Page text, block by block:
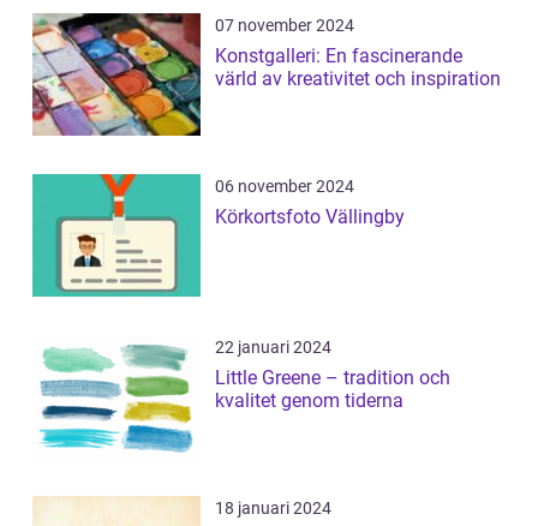
07 november 2024
Konstgalleri: En fascinerande
värld av kreativitet och inspiration
06 november 2024
Körkortsfoto Vällingby
22 januari 2024
Little Greene – tradition och
kvalitet genom tiderna
18 januari 2024